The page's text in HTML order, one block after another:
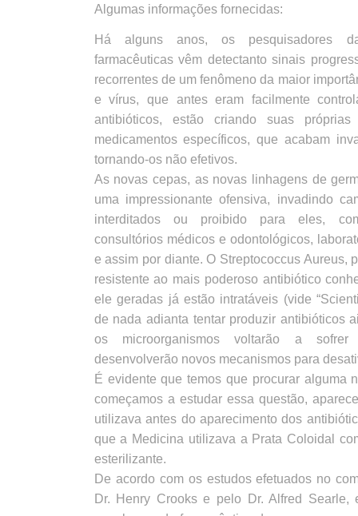
Algumas informações fornecidas:
Há alguns anos, os pesquisadores
farmacêuticas vêm detectanto sinais
recorrentes de um fenômeno da maior
e vírus, que antes eram facilmente
antibióticos, estão criando suas
medicamentos específicos, que acabam
tornando-os não efetivos.
As novas cepas, as novas linhagens de
uma impressionante ofensiva, invadindo
interditados ou proibido para eles,
consultórios médicos e odontológicos,
e assim por diante. O Streptococcus Aureus,
resistente ao mais poderoso antibiótico
ele geradas já estão intratáveis (vide
de nada adianta tentar produzir antibióticos
os microorganismos voltarão a
desenvolverão novos mecanismos para
É evidente que temos que procurar alguma
começamos a estudar essa questão,
utilizava antes do aparecimento dos
que a Medicina utilizava a Prata Coloidal
esterilizante.
De acordo com os estudos efetuados no
Dr. Henry Crooks e pelo Dr. Alfred Searle,